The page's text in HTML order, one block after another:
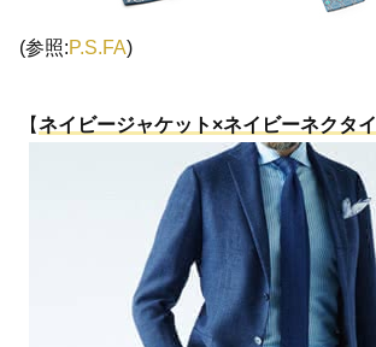
(参照:P.S.FA)
【ネイビージャケット×ネイビーネクタイ